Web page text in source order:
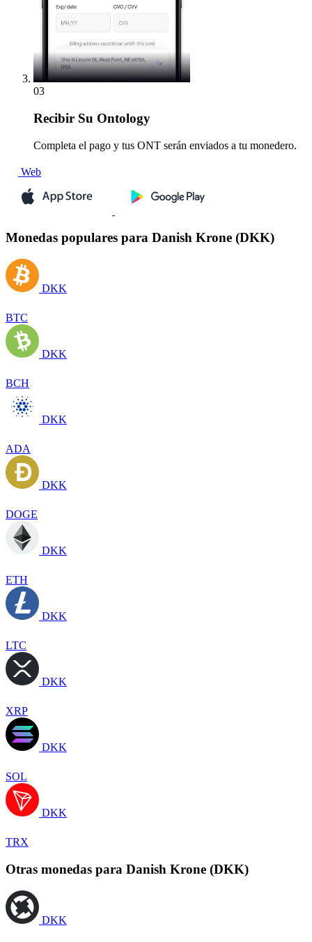
03
Recibir Su Ontology
Completa el pago y tus ONT serán enviados a tu monedero.
Web
Monedas populares para Danish Krone (DKK)
DKK
BTC
DKK
BCH
DKK
ADA
DKK
DOGE
DKK
ETH
DKK
LTC
DKK
XRP
DKK
SOL
DKK
TRX
Otras monedas para Danish Krone (DKK)
DKK